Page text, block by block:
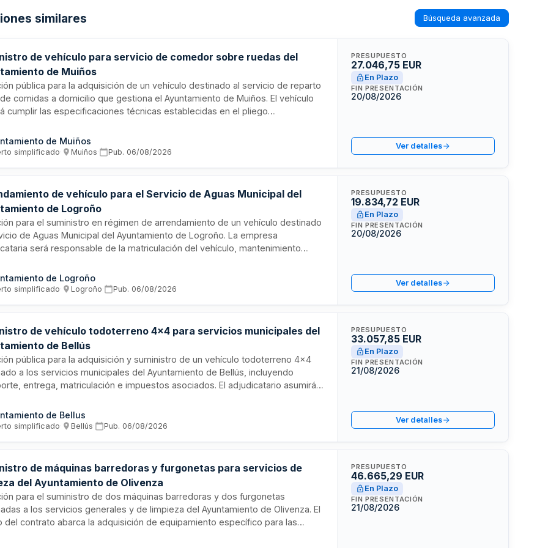
similares Búsqueda avanzada
de vehículo para servicio de comedor sobre ruedas del
de Muiños
pública para la adquisición de un vehículo destinado al servicio de reparto
comidas a domicilio que gestiona el Ayuntamiento de Muiños. El vehículo
cumplir las especificaciones técnicas establecidas en el pliego
mediante subvención de la Dirección Xeral de Administración Local de
de Galicia y aportación municipal.
de Muiños
simplificado· Muiños· Pub. 06/08/2026
PRESUPUESTO
27.046,75 EUR
En Plazo
FIN PRESENTACIÓN
20/08/2026
Ver detalles
de vehículo para el Servicio de Aguas Municipal del
de Logroño
para el suministro en régimen de arrendamiento de un vehículo destinado
de Aguas Municipal del Ayuntamiento de Logroño. La empresa
será responsable de la matriculación del vehículo, mantenimiento
técnicas. El vehículo deberá ser de color blanco y gozará de las
fiscales aplicables a su destino municipal.
de Logroño
simplificado· Logroño· Pub. 06/08/2026
PRESUPUESTO
19.834,72 EUR
En Plazo
FIN PRESENTACIÓN
20/08/2026
Ver detalles
de vehículo todoterreno 4x4 para servicios municipales del
de Bellús
pública para la adquisición y suministro de un vehículo todoterreno 4x4
a los servicios municipales del Ayuntamiento de Bellús, incluyendo
entrega, matriculación e impuestos asociados. El adjudicatario asumirá
de las proposiciones se realizará conforme a criterios de mejor relación
precio.
de Bellus
simplificado· Bellús· Pub. 06/08/2026
PRESUPUESTO
33.057,85 EUR
En Plazo
FIN PRESENTACIÓN
21/08/2026
Ver detalles
de máquinas barredoras y furgonetas para servicios de
del Ayuntamiento de Olivenza
para el suministro de dos máquinas barredoras y dos furgonetas
a los servicios generales y de limpieza del Ayuntamiento de Olivenza. El
del contrato abarca la adquisición de equipamiento específico para las
PRESUPUESTO
46.665,29 EUR
En Plazo
FIN PRESENTACIÓN
21/08/2026